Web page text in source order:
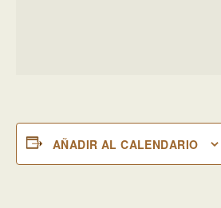
AÑADIR AL CALENDARIO